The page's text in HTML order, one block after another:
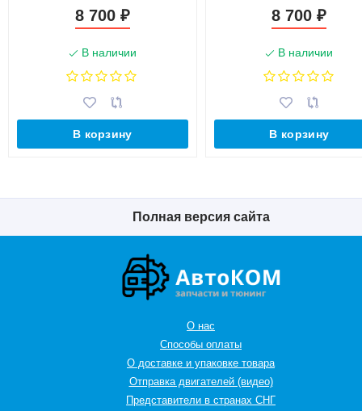
8 700 ₽
В наличии
В корзину
8 700₽
В наличии
В корзину
Полная версия сайта
О нас
Способы оплаты
О доставке и упаковке товара
Отправка двигателей (видео)
Представители в странах СНГ